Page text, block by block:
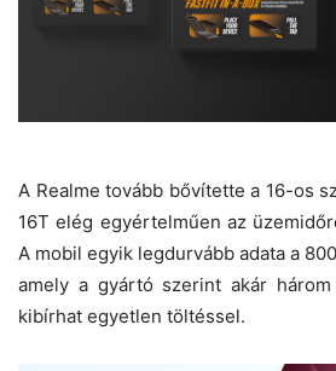
A Realme tovább bővítette a 16-os
16T elég egyértelműen az
A mobil egyik legdurvább adata a
amely a gyártó szerint akár
kibírhat egyetlen töltéssel.